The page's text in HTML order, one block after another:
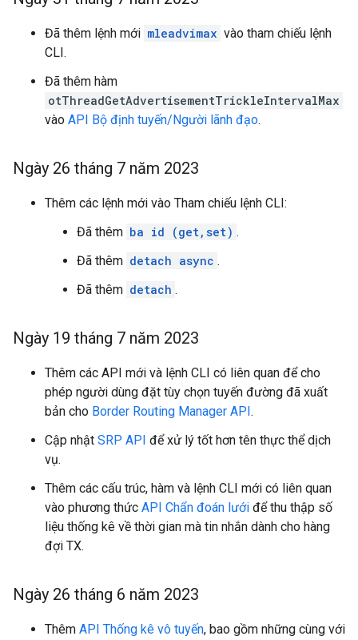
Đã thêm lệnh mới mleadvimax vào tham chiếu lệnh
CLI.
Đã thêm hàm
otThreadGetAdvertisementTrickleIntervalMax
vào API Bộ định tuyến/Người lãnh đạo.
Ngày 26 tháng 7 năm 2023
Thêm các lệnh mới vào Tham chiếu lệnh CLI:
Đã thêm ba id (get,set) .
Đã thêm detach async .
Đã thêm detach .
Ngày 19 tháng 7 năm 2023
Thêm các API mới và lệnh CLI có liên quan để cho
phép người dùng đặt tùy chọn tuyến đường đã xuất
bản cho Border Routing Manager API.
Cập nhật SRP API để xử lý tốt hơn tên thực thể dịch
vụ.
Thêm các cấu trúc, hàm và lệnh CLI mới có liên quan
vào phương thức API Chẩn đoán lưới để thu thập số
liệu thống kê về thời gian mà tin nhắn dành cho hàng
đợi TX.
Ngày 26 tháng 6 năm 2023
Thêm API Thống kê vô tuyến, bao gồm những cùng với